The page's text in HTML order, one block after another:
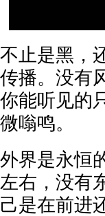
不止是黑，
传播。没有
你能听见的
微嗡鸣。
外界是永恒
左右，没有
己是在前进